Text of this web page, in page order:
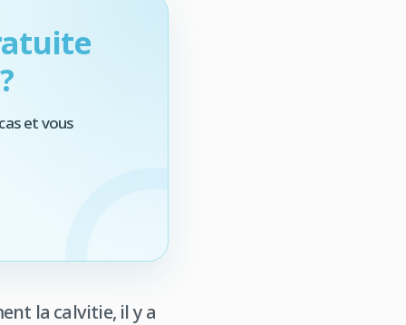
et vous
la calvitie, il y a